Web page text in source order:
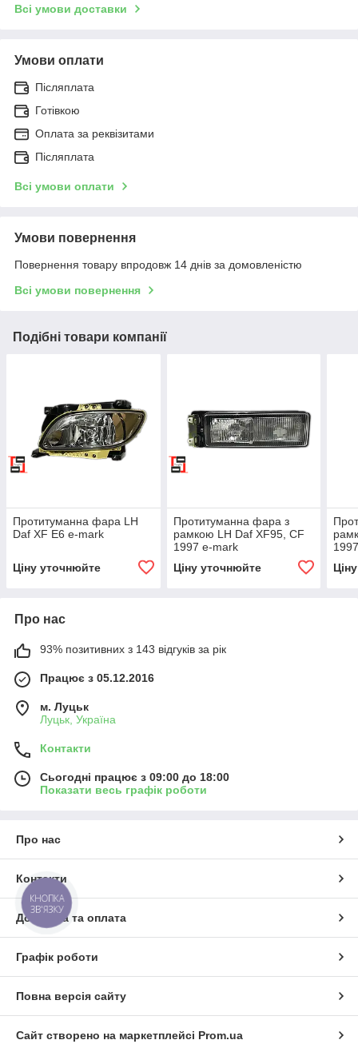
Всі умови доставки
Умови оплати
Післяплата
Готівкою
Оплата за реквізитами
Післяплата
Всі умови оплати
Умови повернення
Повернення товару впродовж 14 днів за домовленістю
Всі умови повернення
Подібні товари компанії
Протитуманна фара LH
Daf XF E6 e-mark
Ціну уточнюйте
Протитуманна фара з
рамкою LH Daf XF95, CF
1997 e-mark
Ціну уточнюйте
Про нас
93% позитивних з 143 відгуків за рік
Працює з 05.12.2016
м. Луцьк
Луцьк, Україна
Контакти
Сьогодні працює з 09:00 до 18:00
Показати весь графік роботи
Про нас
Контакти
Доставка та оплата
Графік роботи
Повна версія сайту
Сайт створено на маркетплейсі Prom.ua
КНОПКА
ЗВ'ЯЗКУ